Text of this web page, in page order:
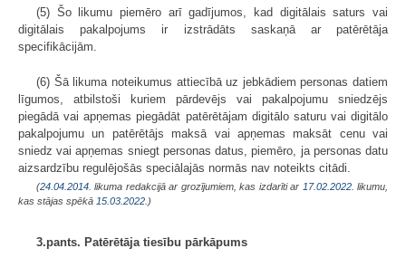
(5) Šo likumu piemēro arī gadījumos, kad digitālais saturs vai
digitālais pakalpojums ir izstrādāts saskaņā ar patērētāja
specifikācijām.
(6) Šā likuma noteikumus attiecībā uz jebkādiem personas datiem
līgumos, atbilstoši kuriem pārdevējs vai pakalpojumu sniedzējs
piegādā vai apņemas piegādāt patērētājam digitālo saturu vai digitālo
pakalpojumu un patērētājs maksā vai apņemas maksāt cenu vai
sniedz vai apņemas sniegt personas datus, piemēro, ja personas datu
aizsardzību regulējošās speciālajās normās nav noteikts citādi.
(24.04.2014 . likuma redakcijā ar grozījumiem, kas izdarīti ar 17.02.2022. likumu,
kas stājas spēkā 15.03.2022. )
3.pants. Patērētāja tiesību pārkāpums